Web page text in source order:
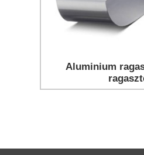
Aluminium